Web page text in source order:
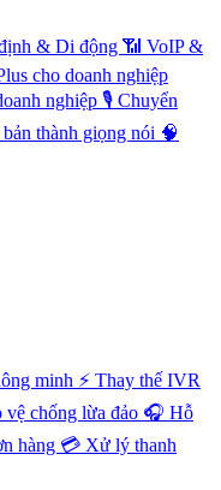
& Di động 📶 VoIP &
cho doanh nghiệp
nghiệp 🎙️ Chuyển
thành giọng nói 🧠
minh ⚡️ Thay thế IVR
vệ chống lừa đảo 🎧 Hỗ
hàng 💳 Xử lý thanh